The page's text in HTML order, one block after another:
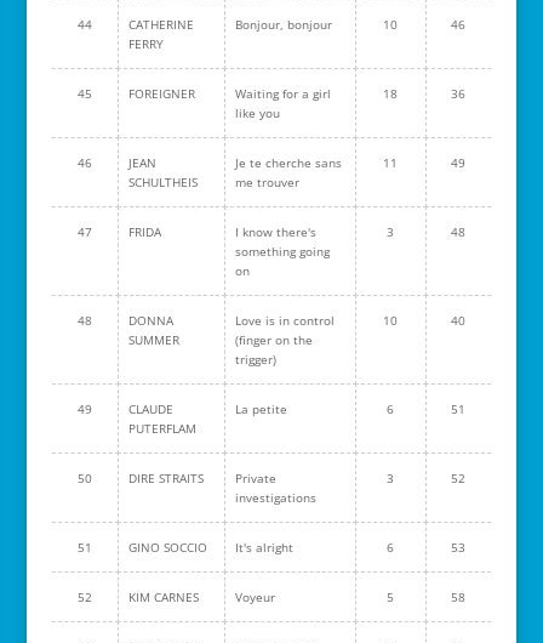
44
CATHERINE
FERRY
Bonjour, bonjour 10 46
45 FOREIGNER
Waiting for a girl
like you
18 36
46
JEAN
SCHULTHEIS
Je te cherche sans
me trouver
11 49
47 FRIDA
I know there's
something going
on
3 48
48
DONNA
SUMMER
Love is in control
(finger on the
trigger)
10 40
49
CLAUDE
PUTERFLAM
La petite 6 51
50 DIRE STRAITS
Private
investigations
3 52
51 GINO SOCCIO It's alright 6 53
52 KIM CARNES Voyeur 5 58